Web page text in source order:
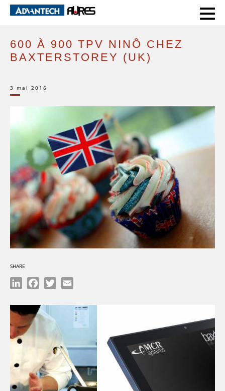
HOME SUCCESS STORIES 600 À 900 TPV NINÔ CHEZ BAXTERSTOREY (UK)
600 À 900 TPV NINÔ CHEZ
BAXTERSTOREY (UK)
3 mai 2016
SHARE
LinkedInFacebook
Twitter